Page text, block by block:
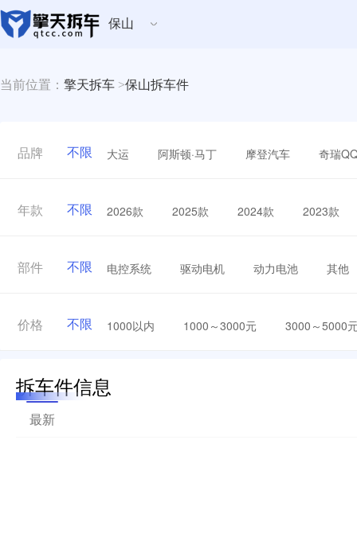
保山
当前位置： 擎天拆车 >保山拆车件
品牌 不限 大运 阿斯顿·马丁 摩登汽车 奇瑞
年款 不限 2026款 2025款 2024款 2023款
部件 不限 电控系统 驱动电机 动力电池 其他
价格 不限 1000以内 1000～3000元 3000～5000
拆车件信息
最新